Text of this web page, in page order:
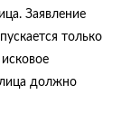
Заявление
только
лица должно